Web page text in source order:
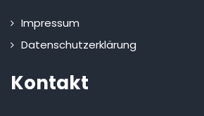
Impressum
Datenschutzerklärung
Kontakt